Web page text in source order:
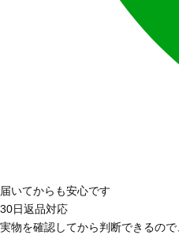
届いてからも安心です
30日返品対応
実物を確認してから判断できるの